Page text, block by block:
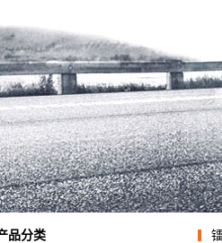
联系我们
金葱
介
透
特
品分类